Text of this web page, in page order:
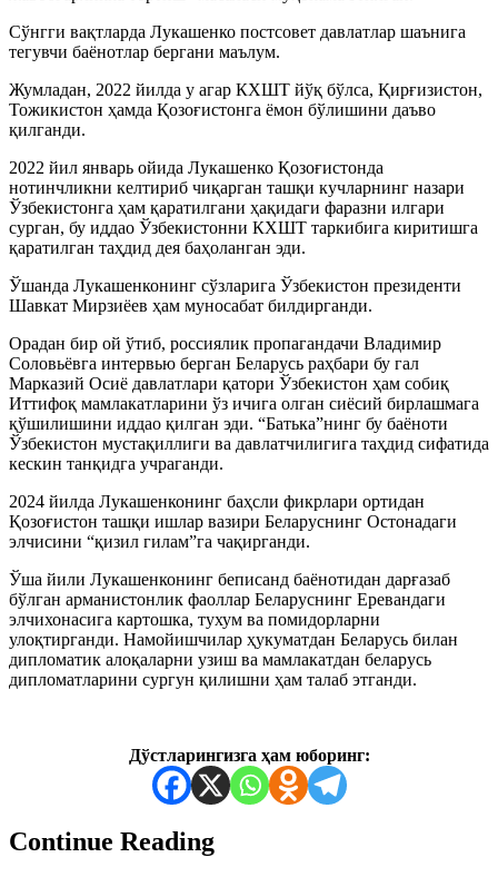
Сўнгги вақтларда Лукашенко постсовет давлатлар шаънига
тегувчи баёнотлар бергани маълум.
Жумладан, 2022 йилда у агар КХШТ йўқ бўлса, Қирғизистон,
Тожикистон ҳамда Қозоғистонга ёмон бўлишини даъво
қилганди.
2022 йил январь ойида Лукашенко Қозоғистонда
нотинчликни келтириб чиқарган ташқи кучларнинг назари
Ўзбекистонга ҳам қаратилгани ҳақидаги фаразни илгари
сурган, бу иддао Ўзбекистонни КХШТ таркибига киритишга
қаратилган таҳдид дея баҳоланган эди.
Ўшанда Лукашенконинг сўзларига Ўзбекистон президенти
Шавкат Мирзиёев ҳам муносабат билдирганди.
Орадан бир ой ўтиб, россиялик пропагандачи Владимир
Соловьёвга интервью берган Беларусь раҳбари бу гал
Марказий Осиё давлатлари қатори Ўзбекистон ҳам собиқ
Иттифоқ мамлакатларини ўз ичига олган сиёсий бирлашмага
қўшилишини иддао қилган эди. “Батька”нинг бу баёноти
Ўзбекистон мустақиллиги ва давлатчилигига таҳдид сифатида
кескин танқидга учраганди.
2024 йилда Лукашенконинг баҳсли фикрлари ортидан
Қозоғистон ташқи ишлар вазири Беларуснинг Остонадаги
элчисини “қизил гилам”га чақирганди.
Ўша йили Лукашенконинг беписанд баёнотидан дарғазаб
бўлган арманистонлик фаоллар Беларуснинг Еревандаги
элчихонасига картошка, тухум ва помидорларни
улоқтирганди. Намойишчилар ҳукуматдан Беларусь билан
дипломатик алоқаларни узиш ва мамлакатдан беларусь
дипломатларини сургун қилишни ҳам талаб этганди.
Дўстларингизга ҳам юборинг:
Continue Reading